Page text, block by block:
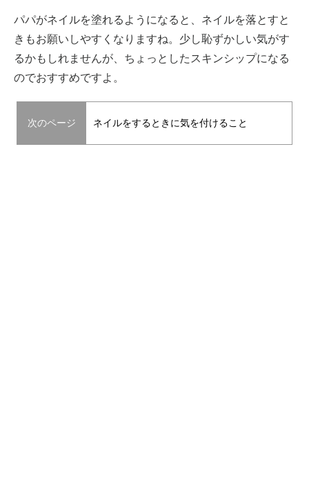
パパがネイルを塗れるようになると、ネイルを落とすと
きもお願いしやすくなりますね。少し恥ずかしい気がす
るかもしれませんが、ちょっとしたスキンシップになる
のでおすすめですよ。
次のページ ネイルをするときに気を付けること